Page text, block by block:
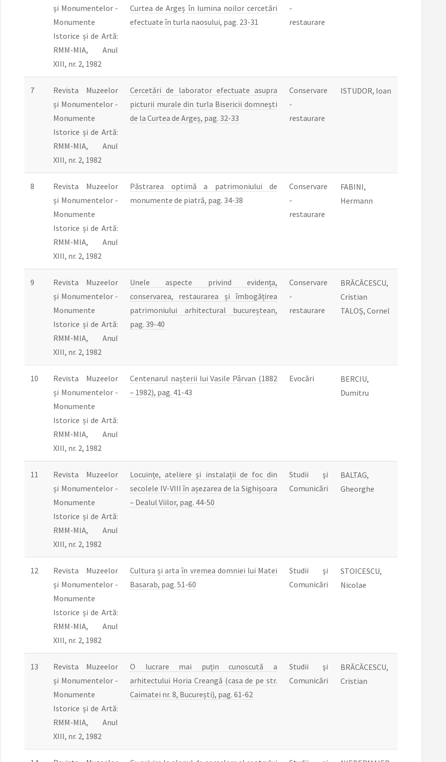
și Monumentelor -
Monumente
Istorice și de Artă:
RMM-MIA, Anul
XIII, nr. 2, 1982
Curtea de Argeș în lumina noilor cercetări
efectuate în turla naosului, pag. 23-31
-
restaurare
7
Revista Muzeelor
și Monumentelor -
Monumente
Istorice și de Artă:
RMM-MIA, Anul
XIII, nr. 2, 1982
Cercetări de laborator efectuate asupra
picturii murale din turla Bisericii domnești
de la Curtea de Argeș, pag. 32-33
Conservare
-
restaurare
ISTUDOR, Ioan
8
Revista Muzeelor
și Monumentelor -
Monumente
Istorice și de Artă:
RMM-MIA, Anul
XIII, nr. 2, 1982
Păstrarea optimă a patrimoniului de
monumente de piatră, pag. 34-38
Conservare
-
restaurare
FABINI,
Hermann
9
Revista Muzeelor
și Monumentelor -
Monumente
Istorice și de Artă:
RMM-MIA, Anul
XIII, nr. 2, 1982
Unele aspecte privind evidența,
conservarea, restaurarea și îmbogățirea
patrimoniului arhitectural bucureștean,
pag. 39-40
Conservare
-
restaurare
BRĂCĂCESCU,
Cristian
TALOȘ, Cornel
10
Revista Muzeelor
și Monumentelor -
Monumente
Istorice și de Artă:
RMM-MIA, Anul
XIII, nr. 2, 1982
Centenarul nașterii lui Vasile Pârvan (1882
– 1982), pag. 41-43
Evocări
BERCIU,
Dumitru
11
Revista Muzeelor
și Monumentelor -
Monumente
Istorice și de Artă:
RMM-MIA, Anul
XIII, nr. 2, 1982
Locuințe, ateliere și instalații de foc din
secolele IV-VIII în așezarea de la Sighișoara
– Dealul Viilor, pag. 44-50
Studii şi
Comunicări
BALTAG,
Gheorghe
12
Revista Muzeelor
și Monumentelor -
Monumente
Istorice și de Artă:
RMM-MIA, Anul
XIII, nr. 2, 1982
Cultura și arta în vremea domniei lui Matei
Basarab, pag. 51-60
Studii şi
Comunicări
STOICESCU,
Nicolae
13
Revista Muzeelor
și Monumentelor -
Monumente
Istorice și de Artă:
RMM-MIA, Anul
XIII, nr. 2, 1982
O lucrare mai puțin cunoscută a
arhitectului Horia Creangă (casa de pe str.
Caimatei nr. 8, București), pag. 61-62
Studii şi
Comunicări
BRĂCĂCESCU,
Cristian